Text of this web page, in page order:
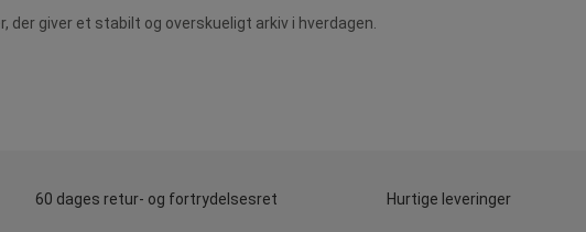
giver et stabilt og overskueligt arkiv i hverdagen.
60 dages retur- og fortrydelsesret Hurtige leveringer